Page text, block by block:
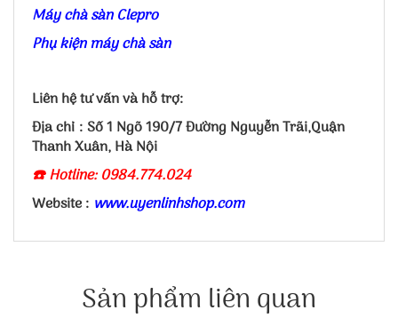
Máy chà sàn Clepro
Phụ kiện máy chà sàn
Liên hệ tư vấn và hỗ trợ:
Địa chỉ : Số 1 Ngõ 190/7 Đường Nguyễn Trãi,Quận
Thanh Xuân, Hà Nội
☎️ Hotline: 0984.774.024
Website : www.uyenlinhshop.com
Sản phẩm liên quan